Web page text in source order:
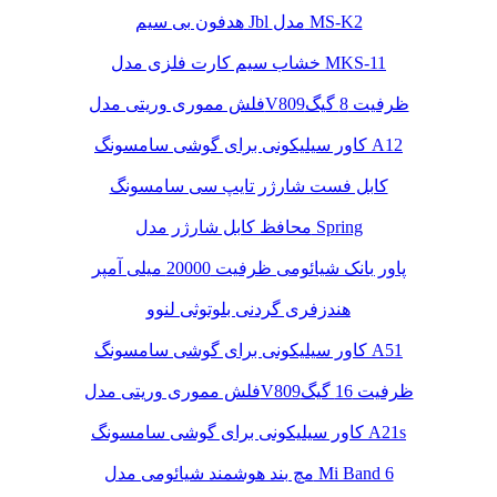
هدفون بی سیم Jbl مدل MS-K2
خشاب سیم کارت فلزی مدل MKS-11
فلش مموری وریتی مدلV809ظرفیت 8 گیگ
کاور سیلیکونی برای گوشی سامسونگ A12
کابل فست شارژر تایپ سی سامسونگ
محافظ کابل شارژر مدل Spring
پاور بانک شیائومی ظرفیت 20000 میلی آمپر
هندزفری گردنی بلوتوثی لنوو
کاور سیلیکونی برای گوشی سامسونگ A51
فلش مموری وریتی مدلV809ظرفیت 16 گیگ
کاور سیلیکونی برای گوشی سامسونگ A21s
مچ بند هوشمند شیائومی مدل Mi Band 6